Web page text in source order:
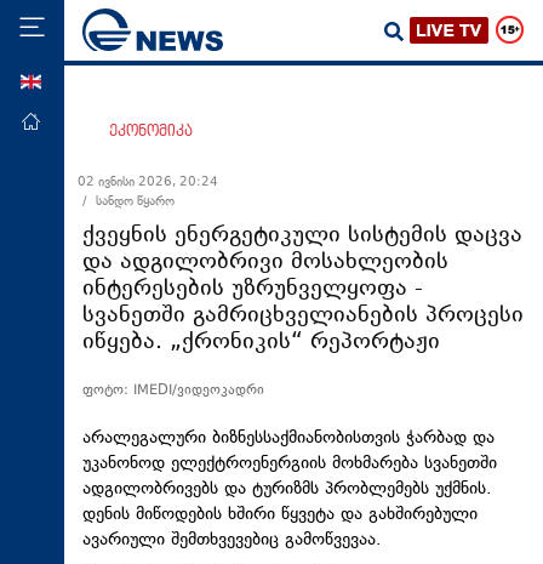
მთავარი
ეკონომიკა
მსოფლიო
ჯანდაცვა
საზოგადოება
რეგიონი
კულტურა
სპორტი
ეკონომიკა
02 ივნისი 2026, 20:24
/ სანდო წყარო
ქვეყნის ენერგეტიკული სისტემის დაცვა
და ადგილობრივი მოსახლეობის
ინტერესების უზრუნველყოფა -
სვანეთში გამრიცხველიანების პროცესი
იწყება. „ქრონიკის“ რეპორტაჟი
ფოტო: IMEDI/ვიდეოკადრი
არალეგალური ბიზნესსაქმიანობისთვის ჭარბად და
უკანონოდ ელექტროენერგიის მოხმარება სვანეთში
ადგილობრივებს და ტურიზმს პრობლემებს უქმნის.
დენის მიწოდების ხშირი წყვეტა და გახშირებული
ავარიული შემთხვევებიც გამოწვევაა.